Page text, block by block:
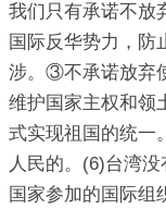
我们只有承诺不放
国际反华势力，防
涉。③不承诺放弃
维护国家主权和领
式实现祖国的统一
人民的。(6)台湾
国家参加的国际组